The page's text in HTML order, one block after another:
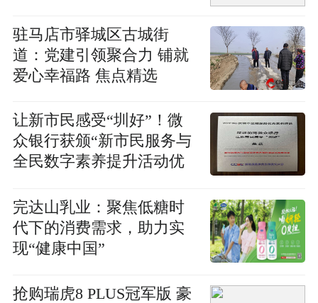
驻马店市驿城区古城街
道：党建引领聚合力 铺就
爱心幸福路 焦点精选
让新市民感受“圳好”！微
众银行获颁“新市民服务与
全民数字素养提升活动优
完达山乳业：聚焦低糖时
代下的消费需求，助力实
现“健康中国”
抢购瑞虎8 PLUS冠军版 豪